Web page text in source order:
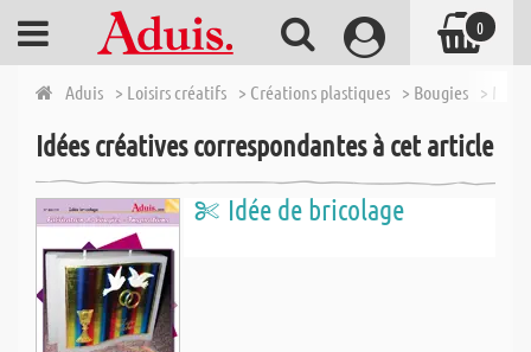
Aduis > Loisirs créatifs > Créations plastiques > Bougies >
Idées créatives correspondantes à cet article
Idée de bricolage
0